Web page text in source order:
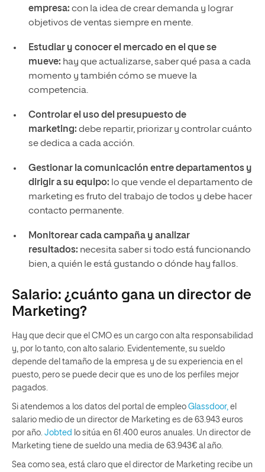
empresa: con la idea de crear demanda y lograr
objetivos de ventas siempre en mente.
Estudiar y conocer el mercado en el que se
mueve: hay que actualizarse, saber qué pasa a cada
momento y también cómo se mueve la
competencia.
Controlar el uso del presupuesto de
marketing: debe repartir, priorizar y controlar cuánto
se dedica a cada acción.
Gestionar la comunicación entre departamentos y
dirigir a su equipo: lo que vende el departamento de
marketing es fruto del trabajo de todos y debe hacer
contacto permanente.
Monitorear cada campaña y analizar
resultados: necesita saber si todo está funcionando
bien, a quién le está gustando o dónde hay fallos.
Salario: ¿cuánto gana un director de
Marketing?
Hay que decir que el CMO es un cargo con alta responsabilidad
y, por lo tanto, con alto salario. Evidentemente, su sueldo
depende del tamaño de la empresa y de su experiencia en el
puesto, pero se puede decir que es uno de los perfiles mejor
pagados.
Si atendemos a los datos del portal de empleo Glassdoor, el
salario medio de un director de Marketing es de 63.943 euros
por año. Jobted lo sitúa en 61.400 euros anuales. Un director de
Marketing tiene de sueldo una media de 63.943€ al año.
Sea como sea, está claro que el director de Marketing recibe un